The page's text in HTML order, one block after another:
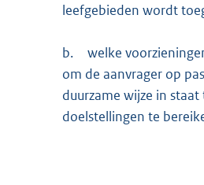
leefgebieden wordt
b.
welke
om de aanvrager op
duurzame wijze in staat
doelstellingen te